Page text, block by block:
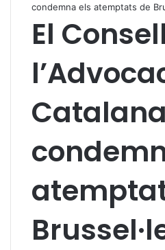
condemna els atemptats de
El
Catalana